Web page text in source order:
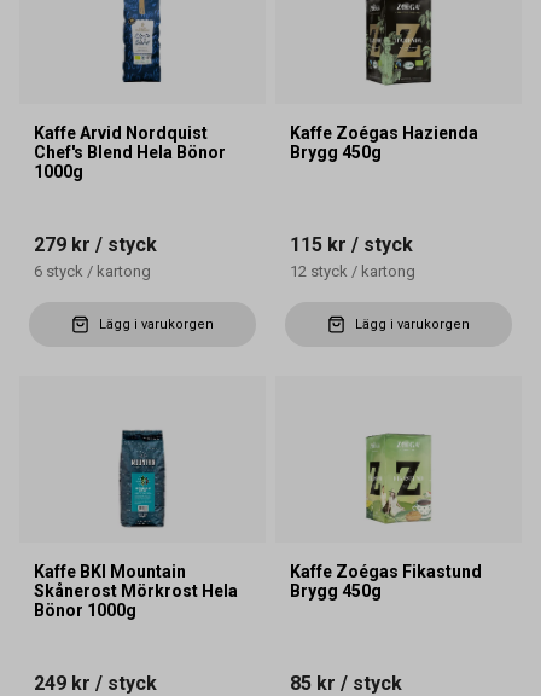
Kaffe Arvid Nordquist
Chef's Blend Hela Bönor
1000g
279 kr / styck
6 styck / kartong
Lägg i varukorgen
Kaffe Zoégas Hazienda
Brygg 450g
115 kr / styck
12 styck / kartong
Lägg i varukorgen
Kaffe BKI Mountain
Skånerost Mörkrost Hela
Bönor 1000g
249 kr / styck
Kaffe Zoégas Fikastund
Brygg 450g
85 kr / styck